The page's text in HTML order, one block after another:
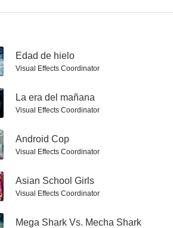
Android Cop
--
Bachelor Night Alone for Christmas
Edad de hielo
Visual Effects Coordinator
La era del mañana
Visual Effects Coordinator
Android Cop
Visual Effects Coordinator
Asian School Girls
Visual Effects Coordinator
Mega Shark Vs. Mecha Shark